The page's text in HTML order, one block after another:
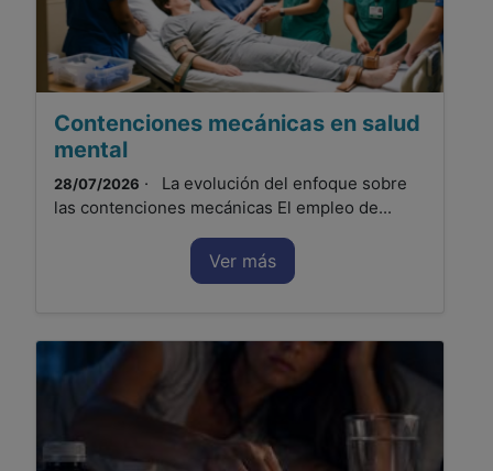
Contenciones mecánicas en salud
mental
28/07/2026 · La evolución del enfoque sobre
las contenciones mecánicas El empleo de...
Ver más